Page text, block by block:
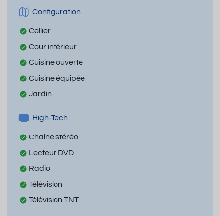
Configuration
Cellier
Cour intérieur
Cuisine ouverte
Cuisine équipée
Jardin
High-Tech
Chaine stéréo
Lecteur DVD
Radio
Télévision
Télévision TNT